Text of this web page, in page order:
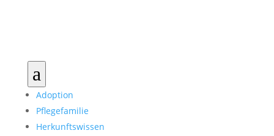
a
Adoption
Pflegefamilie
Herkunftswissen